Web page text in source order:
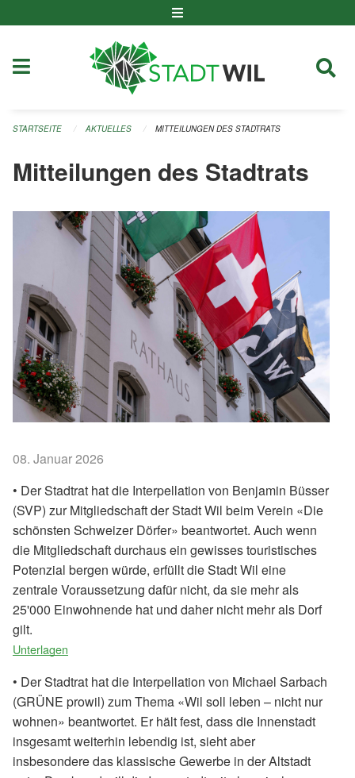
STARTSEITE AKTUELLES MITTEILUNGEN DES STADTRATS
Mitteilungen des Stadtrats
08. Januar 2026
• Der Stadtrat hat die Interpellation von Benjamin Büsser
(SVP) zur Mitgliedschaft der Stadt Wil beim Verein «Die
schönsten Schweizer Dörfer» beantwortet. Auch wenn
die Mitgliedschaft durchaus ein gewisses touristisches
Potenzial bergen würde, erfüllt die Stadt Wil eine
zentrale Voraussetzung dafür nicht, da sie mehr als
25'000 Einwohnende hat und daher nicht mehr als Dorf
gilt.
Unterlagen
• Der Stadtrat hat die Interpellation von Michael Sarbach
(GRÜNE prowil) zum Thema «Wil soll leben – nicht nur
wohnen» beantwortet. Er hält fest, dass die Innenstadt
insgesamt weiterhin lebendig ist, sieht aber
insbesondere das klassische Gewerbe in der Altstadt